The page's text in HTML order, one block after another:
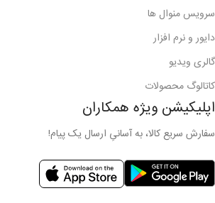
سرویس منوال ها
دایور و نرم افزار
گالری ویدیو
کاتالوگ محصولات
اپلیکیشن ویژه همکاران
سفارش سریع کالا، به آسانیِ ارسال یک پیام!